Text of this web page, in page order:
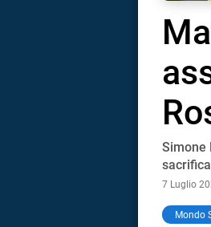
Simone
7 Luglio
Mondo